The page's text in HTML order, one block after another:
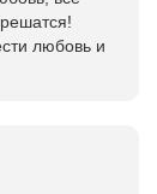
любовь и